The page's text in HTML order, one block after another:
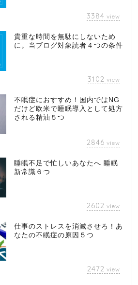
3384 view
貴重な時間を無駄にしないため
に。当ブログ対象読者４つの条件
3102 view
不眠症におすすめ！国内ではNG
だけど欧米で睡眠導入として処方
される精油５つ
2846 view
睡眠不足で忙しいあなたへ 睡眠
新常識６つ
2602 view
仕事のストレスを消滅させろ！あ
なたの不眠症の原因５つ
2472 view